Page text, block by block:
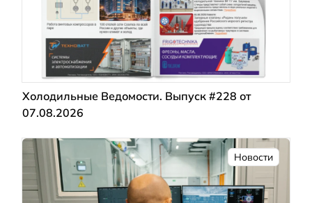
Холодильные Ведомости. Выпуск #228 от
07.08.2026
Новости